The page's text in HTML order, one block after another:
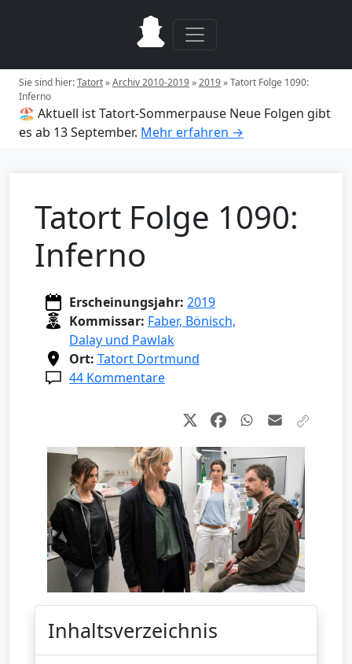
Sie sind hier:Tatort»Archiv 2010-2019»2019»Tatort Folge 1090:
Inferno
🏖️ Aktuell ist Tatort-Sommerpause Neue Folgen gibt
es ab 13 September. Mehr erfahren →
Tatort Folge 1090:
Inferno
Erscheinungsjahr: 2019
Kommissar: Faber, Bönisch,
Dalay und Pawlak
Ort: Tatort Dortmund
44 Kommentare
Inhaltsverzeichnis